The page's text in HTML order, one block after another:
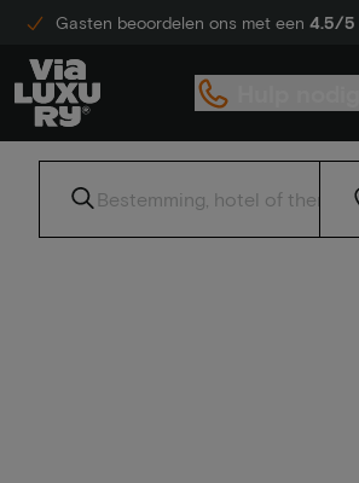
Gasten beoordelen ons met een 4.5/5